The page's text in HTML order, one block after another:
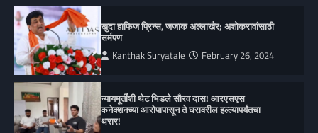
खुदा हाफिज प्रिन्स, जजाक अल्लाखैर; अशोकरावांसाठी
सर्मपण
Kanthak Suryatale February 26, 2024
न्यायमूर्तींशी थेट भिडले सौरव दास! आरएसएस
कनेक्शनच्या आरोपापासून ते घरावरील हल्ल्यापर्यंतचा
थरार!